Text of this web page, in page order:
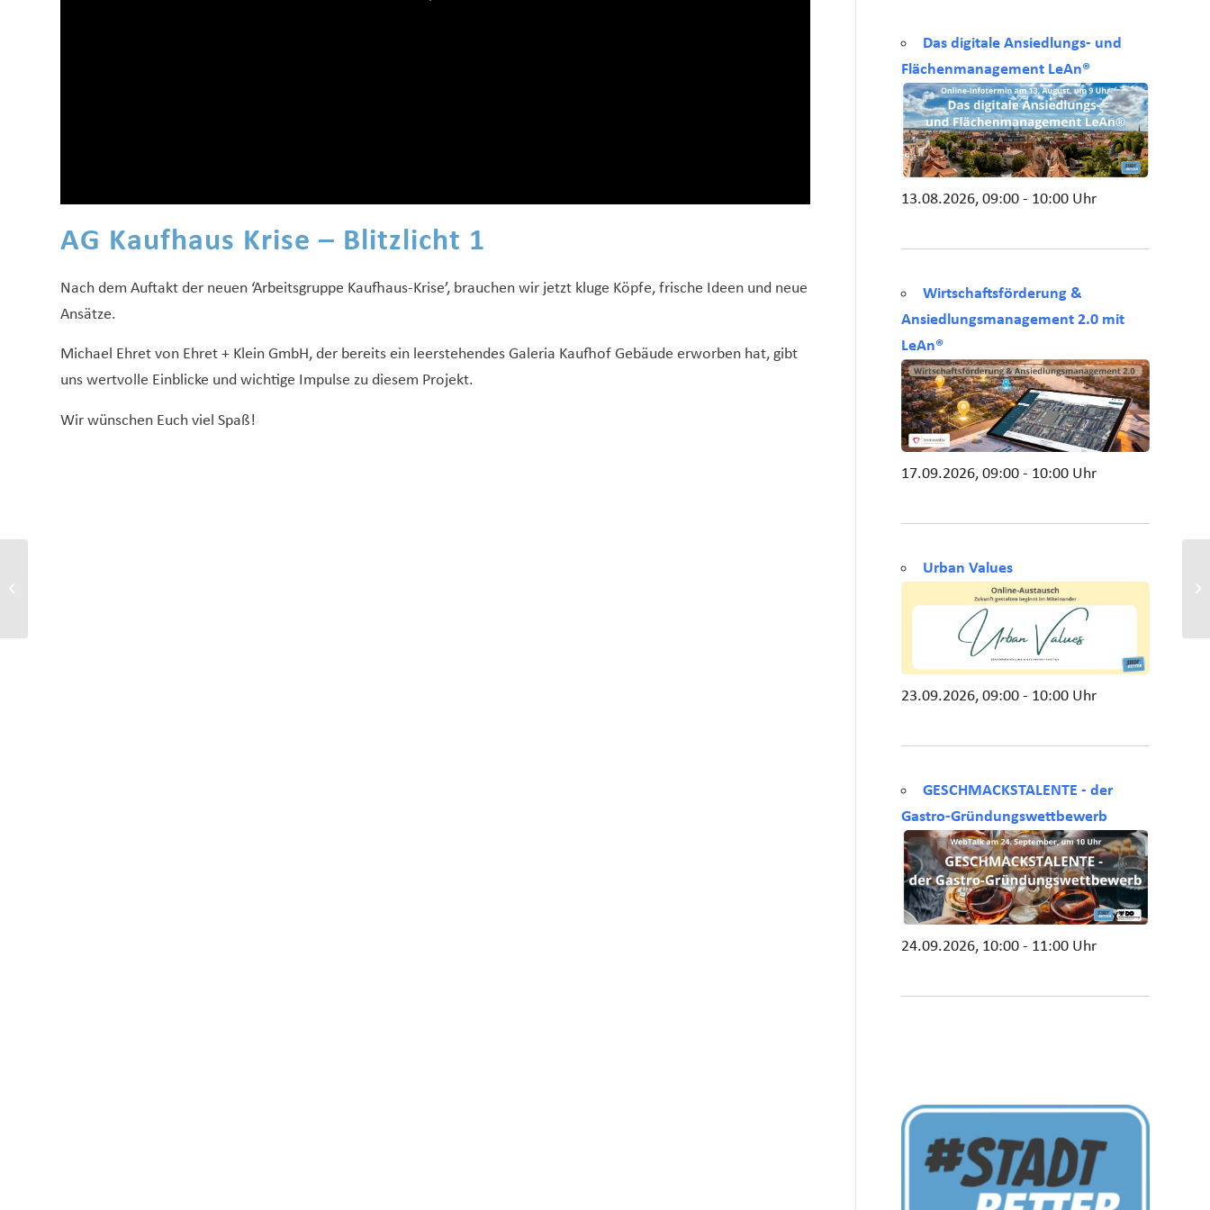
AG Kaufhaus Krise – Blitzlicht 1
Nach dem Auftakt der neuen ‘Arbeitsgruppe Kaufhaus-Krise’, brauchen wir jetzt kluge Köpfe, frische Ideen und neue
Ansätze.
Michael Ehret von Ehret + Klein GmbH, der bereits ein leerstehendes Galeria Kaufhof Gebäude erworben hat, gibt
uns wertvolle Einblicke und wichtige Impulse zu diesem Projekt.
Wir wünschen Euch viel Spaß!
Das digitale Ansiedlungs- und
Flächenmanagement LeAn®
13.08.2026, 09:00 - 10:00 Uhr
Wirtschaftsförderung &
Ansiedlungsmanagement 2.0 mit
LeAn®
17.09.2026, 09:00 - 10:00 Uhr
Urban Values
23.09.2026, 09:00 - 10:00 Uhr
GESCHMACKSTALENTE - der
Gastro-Gründungswettbewerb
24.09.2026, 10:00 - 11:00 Uhr